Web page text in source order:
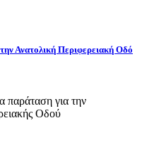
Ανατολική Περιφερειακή Οδό
παράταση για την
Οδού